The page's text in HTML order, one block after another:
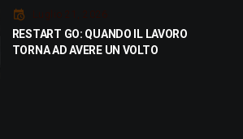
Luglio 21, 2026
RESTART GO: QUANDO IL LAVORO
TORNA AD AVERE UN VOLTO